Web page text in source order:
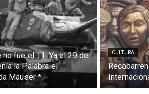
no fue el 11: Ya el 29 de
la Palabra el
Máuser *
CULTURA